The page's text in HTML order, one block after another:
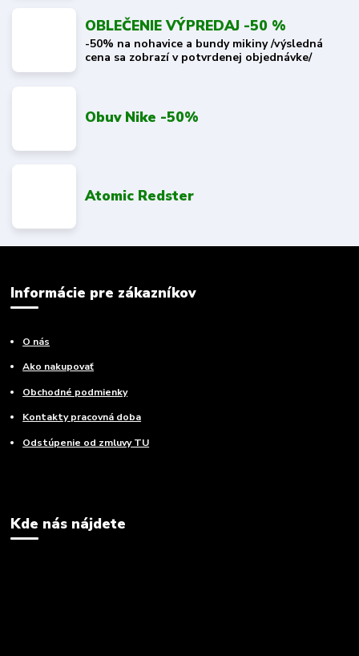
OBLEČENIE VÝPREDAJ -50 %
-50% na nohavice a bundy mikiny /výsledná
cena sa zobrazí v potvrdenej objednávke/
Obuv Nike -50%
Atomic Redster
Informácie pre zákazníkov
O nás
Ako nakupovať
Obchodné podmienky
Kontakty pracovná doba
Odstúpenie od zmluvy TU
Kde nás nájdete